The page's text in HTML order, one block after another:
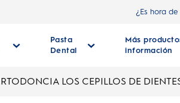
¿Es hora
Pasta
Dental
Más
información
LOS CEPILLOS DE